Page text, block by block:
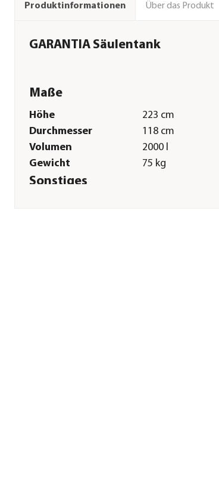
Produktinformationen Über das Produkt
GARANTIA Säulentank
Maße
Höhe
223 cm
Durchmesser
118 cm
Volumen
2000 l
Gewicht
75 kg
Sonstiges